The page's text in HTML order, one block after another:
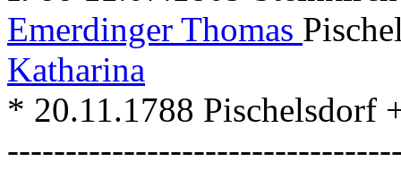
Emerdinger Thomas
Katharina
* 20.11.1788 Pischelsdorf